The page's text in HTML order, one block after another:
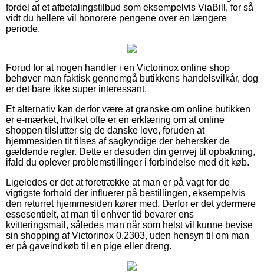
fordel af et afbetalingstilbud som eksempelvis ViaBill, for så
vidt du hellere vil honorere pengene over en længere
periode.
Forud for at nogen handler i en Victorinox online shop
behøver man faktisk gennemgå butikkens handelsvilkår, dog
er det bare ikke super interessant.
Et alternativ kan derfor være at granske om online butikken
er e-mærket, hvilket ofte er en erklæring om at online
shoppen tilslutter sig de danske love, foruden at
hjemmesiden tit tilses af sagkyndige der behersker de
gældende regler. Dette er desuden din genvej til opbakning,
ifald du oplever problemstillinger i forbindelse med dit køb.
Ligeledes er det at foretrække at man er på vagt for de
vigtigste forhold der influerer på bestillingen, eksempelvis
den returret hjemmesiden kører med. Derfor er det ydermere
essesentielt, at man til enhver tid bevarer ens
kvitteringsmail, således man når som helst vil kunne bevise
sin shopping af Victorinox 0.2303, uden hensyn til om man
er på gaveindkøb til en pige eller dreng.